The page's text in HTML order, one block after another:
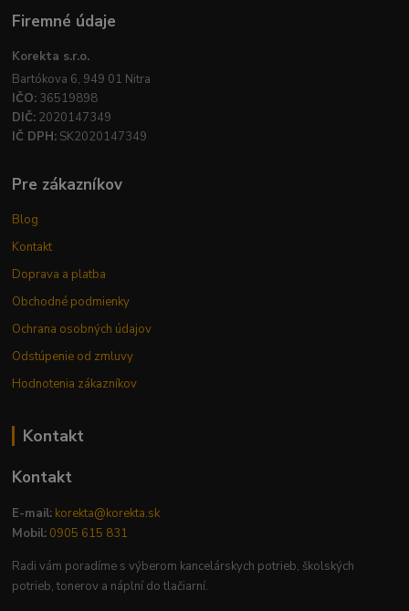
Firemné údaje
Korekta s.r.o.
Bartókova 6, 949 01 Nitra
IČO: 36519898
DIČ: 2020147349
IČ DPH: SK2020147349
Pre zákazníkov
Blog
Kontakt
Doprava a platba
Obchodné podmienky
Ochrana osobných údajov
Odstúpenie od zmluvy
Hodnotenia zákazníkov
Kontakt
Kontakt
E-mail: korekta@korekta.sk
Mobil: 0905 615 831
Radi vám poradíme s výberom kancelárskych potrieb, školských
potrieb, tonerov a náplní do tlačiarní.